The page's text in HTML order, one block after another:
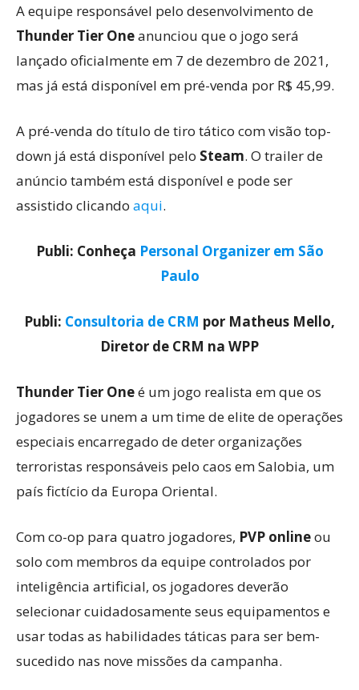
A equipe responsável pelo desenvolvimento de
Thunder Tier Oneanunciou que o jogo será
lançado oficialmente em 7 de dezembro de 2021,
mas já está disponível em pré-venda por R$ 45,99.
A pré-venda do título de tiro tático com visão top-
down já está disponível pelo Steam. O trailer de
anúncio também está disponível e pode ser
assistido clicando aqui.
Publi: Conheça Personal Organizer em São
Paulo
Publi: Consultoria de CRM por Matheus Mello,
Diretor de CRM na WPP
Thunder Tier Oneé um jogo realista em que os
jogadores se unem a um time de elite de operações
especiais encarregado de deter organizações
terroristas responsáveis pelo caos em Salobia, um
país fictício da Europa Oriental.
Com co-op para quatro jogadores, PVP onlineou
solo com membros da equipe controlados por
inteligência artificial, os jogadores deverão
selecionar cuidadosamente seus equipamentos e
usar todas as habilidades táticas para ser bem-
sucedido nas nove missões da campanha.